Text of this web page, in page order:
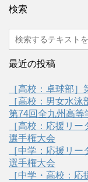
検索
最近の投稿
［高校：卓球部
［高校：男女水
第74回全九州高等
［高校：応援リ
選手権大会
［中学：応援リ
選手権大会
［中学・高校：